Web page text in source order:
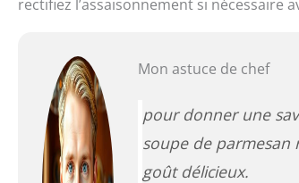
rectifiez l’assaisonnement si nécessaire
Mon astuce de chef
pour donner une
soupe de parmesan
goût délicieux.